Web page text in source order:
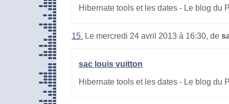
Hibernate tools et les dates - Le blog du
15. Le mercredi 24 avril 2013 à 16:30, de
sac louis vuitton
Hibernate tools et les dates - Le blog du